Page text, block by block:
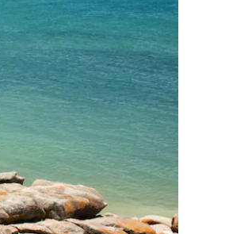
teclado ou tocando e deslizando o dedo